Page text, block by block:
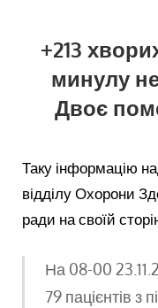
+213
минулу
Двоє
Таку інформацію
відділу Охорони
ради на своїй
На 08-00
79 пацієнтів з